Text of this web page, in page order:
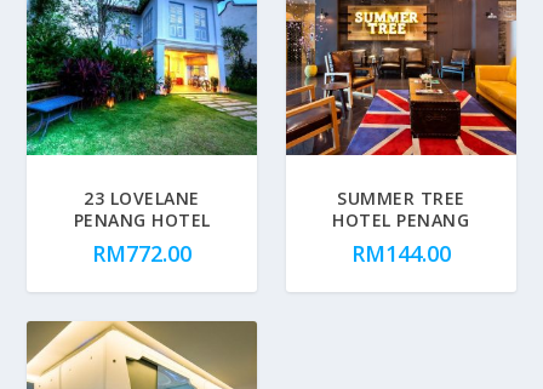
23 LOVELANE
PENANG HOTEL
RM772.00
SUMMER TREE
HOTEL PENANG
RM144.00